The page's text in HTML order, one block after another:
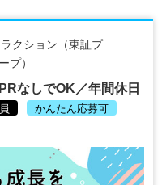
クション（東証プ
プ）
なしでOK／年間休日
かんたん応募可